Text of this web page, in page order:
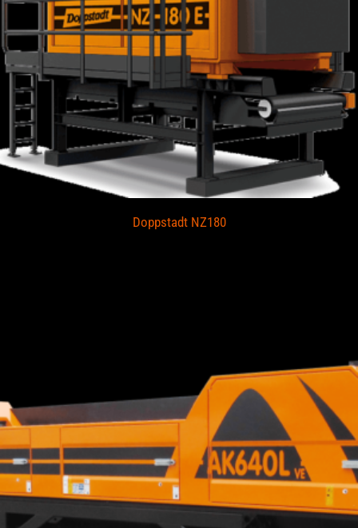
Doppstadt NZ180